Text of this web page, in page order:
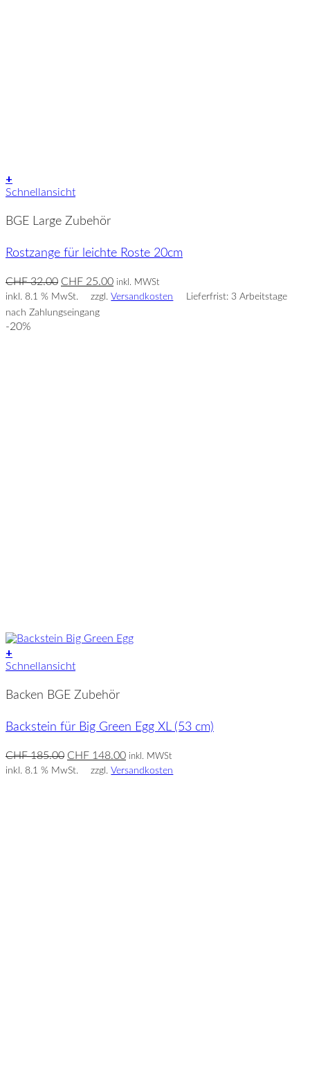
+
Schnellansicht
BGE Large Zubehör
Rostzange für leichte Roste 20cm
CHF32.00 Ursprünglicher
Preis
war:
CHF 32.00
CHF 25.00Aktueller
Preis
inkl. MWSt
inkl. 8.1 % MwSt. zzgl.Versandkosten
Lieferfrist: 3 Arbeitstage
nach Zahlungseingang
-20%
+
Schnellansicht
Backen BGE Zubehör
Backstein für Big Green Egg XL (53 cm)
CHF185.00 Ursprünglicher
Preis
CHF 148.00Aktueller
Preis
inkl. MWSt
inkl. 8.1 % MwSt. zzgl.Versandkosten